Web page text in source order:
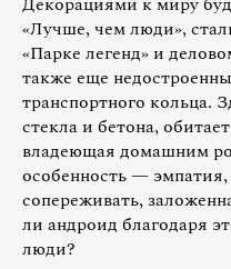
«Лучше, чем люди»,
«Парке легенд» и
также еще
транспортного кольца.
стекла и бетона,
владеющая домашним
особенность — эмпатия,
сопереживать,
ли андроид благодаря
люди?